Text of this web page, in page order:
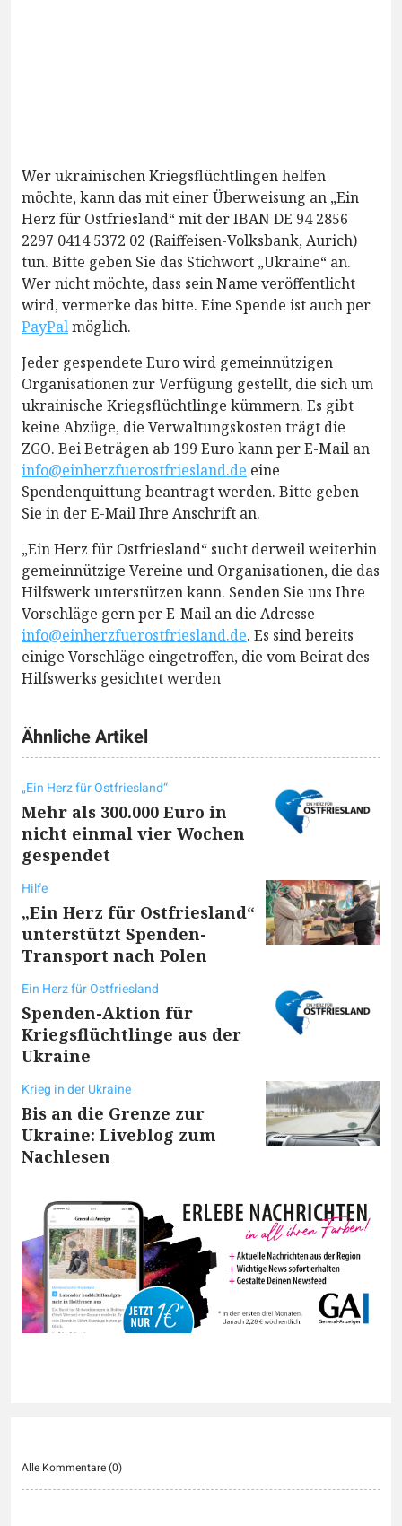
Wer ukrainischen Kriegsflüchtlingen helfen
möchte, kann das mit einer Überweisung an „Ein
Herz für Ostfriesland“ mit der IBAN DE 94 2856
2297 0414 5372 02 (Raiffeisen-Volksbank, Aurich)
tun. Bitte geben Sie das Stichwort „Ukraine“ an.
Wer nicht möchte, dass sein Name veröffentlicht
wird, vermerke das bitte. Eine Spende ist auch per
PayPalmöglich.
Jeder gespendete Euro wird gemeinnützigen
Organisationen zur Verfügung gestellt, die sich um
ukrainische Kriegsflüchtlinge kümmern. Es gibt
keine Abzüge, die Verwaltungskosten trägt die
ZGO. Bei Beträgen ab 199 Euro kann per E-Mail an
info@einherzfuerostfriesland.de eine
Spendenquittung beantragt werden. Bitte geben
Sie in der E-Mail Ihre Anschrift an.
„Ein Herz für Ostfriesland“ sucht derweil weiterhin
gemeinnützige Vereine und Organisationen, die das
Hilfswerk unterstützen kann. Senden Sie uns Ihre
Vorschläge gern per E-Mail an die Adresse
info@einherzfuerostfriesland.de. Es sind bereits
einige Vorschläge eingetroffen, die vom Beirat des
Hilfswerks gesichtet werden
Ähnliche Artikel
„Ein Herz für Ostfriesland“
Mehr als 300.000 Euro in
nicht einmal vier Wochen
gespendet
Hilfe
„Ein Herz für Ostfriesland“
unterstützt Spenden-
Transport nach Polen
Ein Herz für Ostfriesland
Spenden-Aktion für
Kriegsflüchtlinge aus der
Ukraine
Krieg in der Ukraine
Bis an die Grenze zur
Ukraine: Liveblog zum
Nachlesen
Alle Kommentare (0)